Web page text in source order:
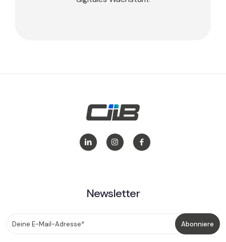
Newsletter